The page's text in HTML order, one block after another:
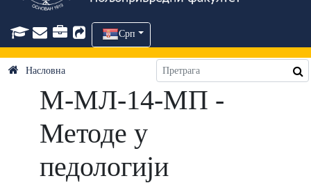
Срп
Насловна
М-МЛ-14-МП -
Методе у
педологији